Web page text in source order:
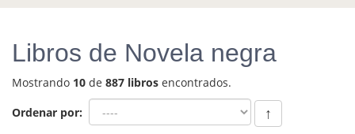
MATERIAS
Astrología. Ocultismo
Libros de Novela negra
Mostrando 10 de 887 libros encontrados.
Ordenar por:
↑